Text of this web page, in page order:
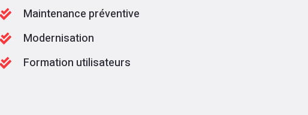
 Maintenance préventive
 Modernisation
 Formation utilisateurs